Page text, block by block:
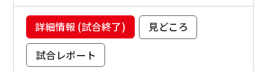
詳細情報 (試合終了)
見どころ
試合レポート